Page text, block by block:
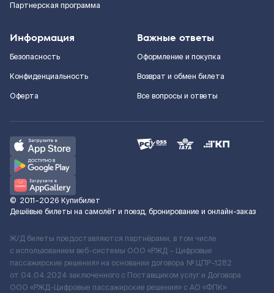
Партнерская программа
Информация
Безопасность
Конфиденциальность
Оферта
Важные ответы
Оформление и покупка
Возврат и обмен билета
Все вопросы и ответы
© 2011–2026 Купибилет
Дешёвые билеты на самолёт и поезд, бронирование и онлайн-заказ
Ж/Д билеты предоставляются партнёрами, в том числе
с использованием веб-системы ООО «РЖД – Цифровые
пассажирские решения» на основании договора № ЦПР-1282
от 04.04.2024 заключенного с Поставщиком услуг и Договора
ООО «РЖД-Цифровые пассажирские решения» c АО «ФПК»